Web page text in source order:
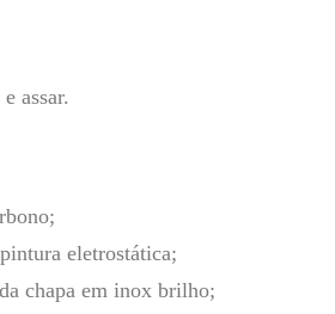
assar.
eletrostática;
chapa em inox brilho;